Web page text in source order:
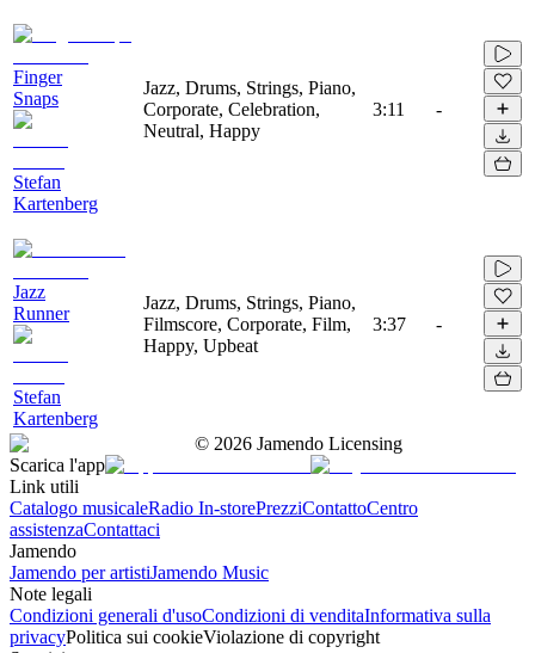
Finger
Snaps
Stefan
Kartenberg
Jazz, Drums, Strings, Piano,
Corporate, Celebration,
Neutral, Happy
3:11 -
Jazz
Runner
Stefan
Kartenberg
Jazz, Drums, Strings, Piano,
Filmscore, Corporate, Film,
Happy, Upbeat
3:37 -
© 2026 Jamendo Licensing
Scarica l'app
Link utili
Catalogo musicaleRadio In-storePrezziContattoCentro
assistenzaContattaci
Jamendo
Jamendo per artistiJamendo Music
Note legali
Condizioni generali d'usoCondizioni di venditaInformativa sulla
privacyPolitica sui cookieViolazione di copyright